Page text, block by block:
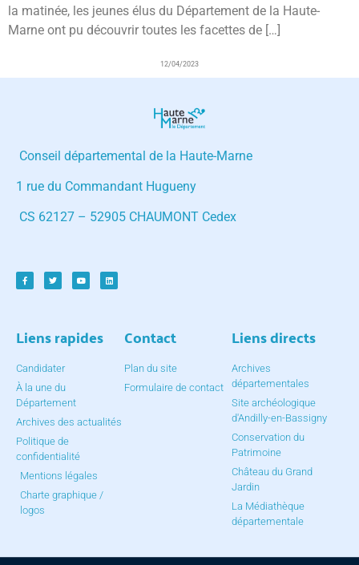
la matinée, les jeunes élus du Département de la Haute-
Marne ont pu découvrir toutes les facettes de […]
12/04/2023
Conseil départemental de la Haute-Marne
1 rue du Commandant Hugueny
CS 62127 – 52905 CHAUMONT Cedex
Liens rapides
Candidater
À la une du
Département
Archives des actualités
Politique de
confidentialité
Mentions légales
Charte graphique /
logos
Contact
Plan du site
Formulaire de contact
Liens directs
Archives
départementales
Site archéologique
d'Andilly-en-Bassigny
Conservation du
Patrimoine
Château du Grand
Jardin
La Médiathèque
départementale